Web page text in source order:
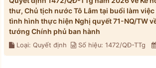
thư, Chủ tịch nước Tô Lâm tại buổi làm
tình hình thực hiện Nghị quyết 71-NQ/TW
tướng Chính phủ ban hành
Loại: Quyết định Số hiệu: 1472/QĐ-TTg